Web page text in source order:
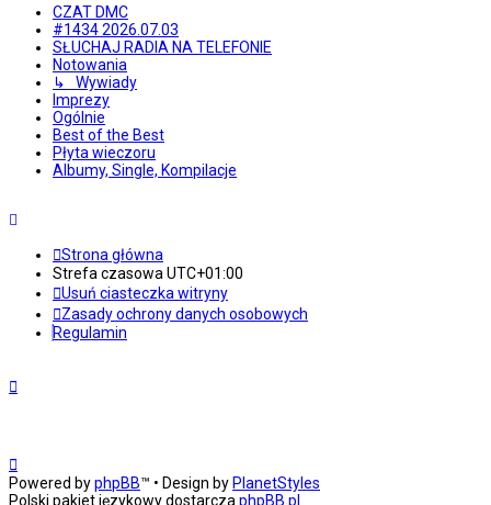
CZAT DMC
#1434 2026.07.03
SŁUCHAJ RADIA NA TELEFONIE
Notowania
↳ Wywiady
Imprezy
Ogólnie
Best of the Best
Płyta wieczoru
Albumy, Single, Kompilacje
Strona główna
Strefa czasowa UTC+01:00
Usuń ciasteczka witryny
Zasady ochrony danych osobowych
Regulamin
Powered byphpBB™ • Design by PlanetStyles
Polski pakiet językowy dostarcza phpBB.pl